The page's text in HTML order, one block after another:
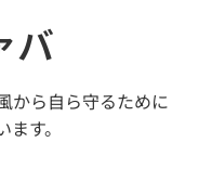
バ
から自ら守るために
す。